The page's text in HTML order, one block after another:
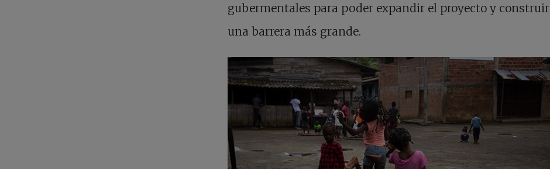
gubermentales para poder expandir el proyecto y construir
una barrera más grande.